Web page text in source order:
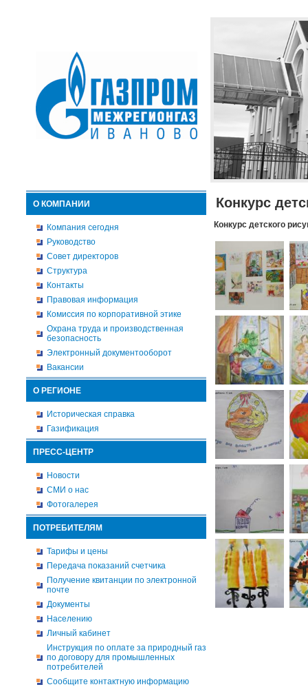
О КОМПАНИИ
Компания сегодня
Руководство
Совет директоров
Структура
Контакты
Правовая информация
Комиссия по корпоративной этике
Охрана труда и производственная
безопасность
Электронный документооборот
Вакансии
О РЕГИОНЕ
Историческая справка
Газификация
ПРЕСС-ЦЕНТР
Новости
СМИ о нас
Фотогалерея
ПОТРЕБИТЕЛЯМ
Тарифы и цены
Передача показаний счетчика
Получение квитанции по электронной
почте
Документы
Населению
Личный кабинет
Инструкция по оплате за природный газ
по договору для промышленных
потребителей
Сообщите контактную информацию
Конкурс
Конкурс детского